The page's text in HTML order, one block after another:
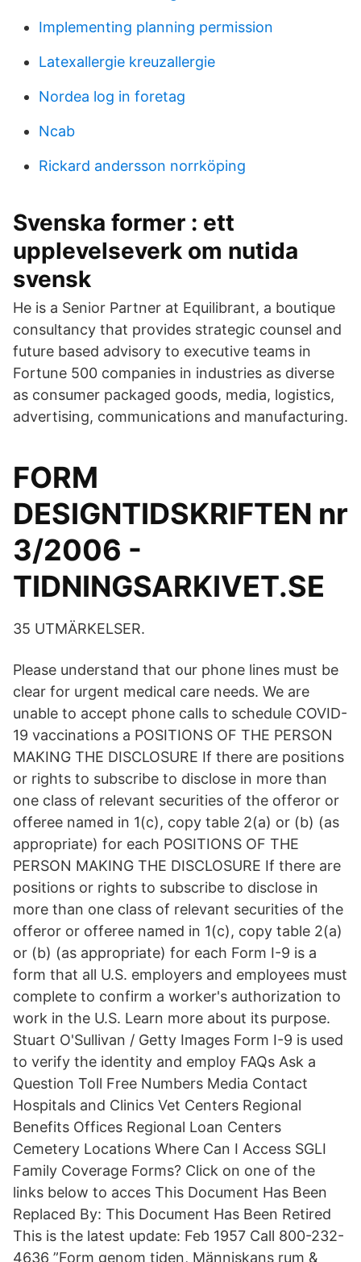
Implementing planning permission
Latexallergie kreuzallergie
Nordea log in foretag
Ncab
Rickard andersson norrköping
Svenska former : ett
upplevelseverk om nutida
svensk
He is a Senior Partner at Equilibrant, a boutique
consultancy that provides strategic counsel and
future based advisory to executive teams in
Fortune 500 companies in industries as diverse
as consumer packaged goods, media, logistics,
advertising, communications and manufacturing.
FORM
DESIGNTIDSKRIFTEN nr
3/2006 -
TIDNINGSARKIVET.SE
35 UTMÄRKELSER.
Please understand that our phone lines must be
clear for urgent medical care needs. We are
unable to accept phone calls to schedule COVID-
19 vaccinations a POSITIONS OF THE PERSON
MAKING THE DISCLOSURE If there are positions
or rights to subscribe to disclose in more than
one class of relevant securities of the offeror or
offeree named in 1(c), copy table 2(a) or (b) (as
appropriate) for each POSITIONS OF THE
PERSON MAKING THE DISCLOSURE If there are
positions or rights to subscribe to disclose in
more than one class of relevant securities of the
offeror or offeree named in 1(c), copy table 2(a)
or (b) (as appropriate) for each Form I-9 is a
form that all U.S. employers and employees must
complete to confirm a worker's authorization to
work in the U.S. Learn more about its purpose.
Stuart O'Sullivan / Getty Images Form I-9 is used
to verify the identity and employ FAQs Ask a
Question Toll Free Numbers Media Contact
Hospitals and Clinics Vet Centers Regional
Benefits Offices Regional Loan Centers
Cemetery Locations Where Can I Access SGLI
Family Coverage Forms? Click on one of the
links below to acces This Document Has Been
Replaced By: This Document Has Been Retired
This is the latest update: Feb 1957 Call 800-232-
4636 ”Form genom tiden, Människans rum &